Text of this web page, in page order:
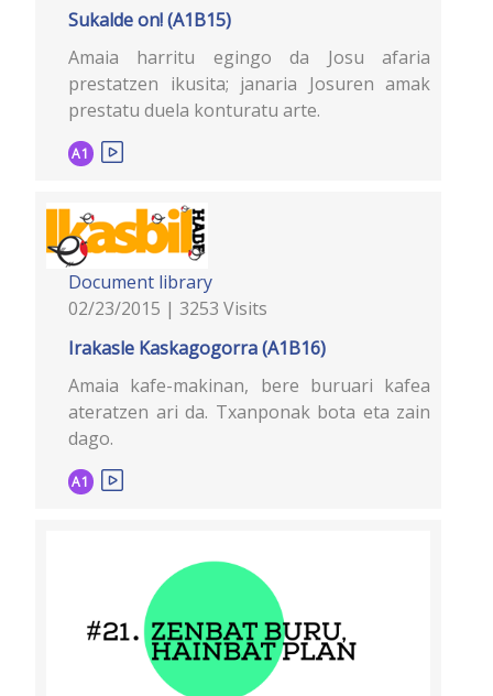
Sukalde on! (A1B15)
Amaia harritu egingo da Josu afaria
prestatzen ikusita; janaria Josuren amak
prestatu duela konturatu arte.
A1
Document library
02/23/2015 | 3253 Visits
Irakasle Kaskagogorra (A1B16)
Amaia kafe-makinan, bere buruari kafea
ateratzen ari da. Txanponak bota eta zain
dago.
A1